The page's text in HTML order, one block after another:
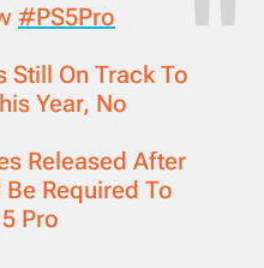
#PS5Pro
Still On Track To
Year, No
Released After
Required To
Pro